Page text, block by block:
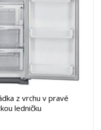
z vrchu v pravé
ledničku